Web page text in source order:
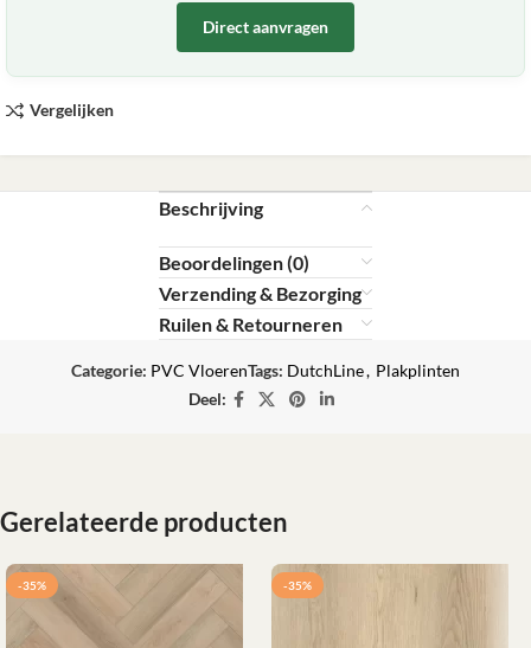
Direct aanvragen
Vergelijken
Beschrijving
Beoordelingen (0)
Verzending & Bezorging
Ruilen & Retourneren
Categorie: PVC VloerenTags: DutchLine, Plakplinten
Deel:
Gerelateerde producten
-35% -35%